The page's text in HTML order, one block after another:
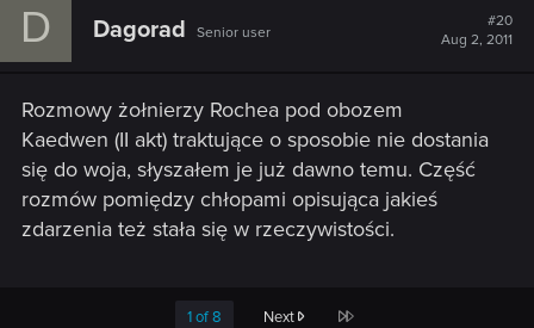
D Dagorad Senior user
#20
Aug 2, 2011
Rozmowy żołnierzy Rochea pod obozem
Kaedwen (II akt) traktujące o sposobie nie dostania
się do woja, słyszałem je już dawno temu. Część
rozmów pomiędzy chłopami opisująca jakieś
zdarzenia też stała się w rzeczywistości.
1 of 8 Next Last